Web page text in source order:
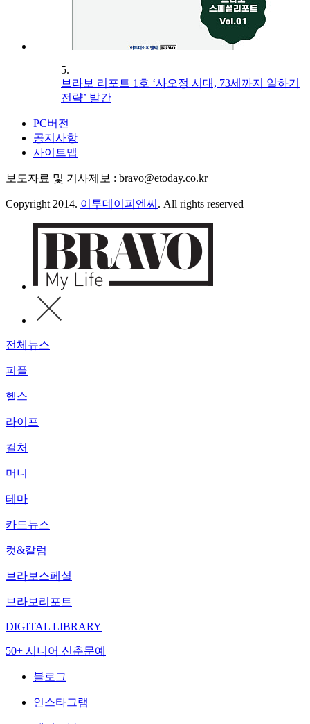
5.
브라보 리포트 1호 ‘사오정 시대, 73세까지 일하기
전략’ 발간
PC버전
공지사항
사이트맵
보도자료 및 기사제보 : bravo@etoday.co.kr
Copyright 2014. 이투데이피엔씨 . All rights reserved
전체뉴스
피플
헬스
라이프
컬처
머니
테마
카드뉴스
컷&칼럼
브라보스페셜
브라보리포트
DIGITAL LIBRARY
50+ 시니어 신춘문예
블로그
인스타그램